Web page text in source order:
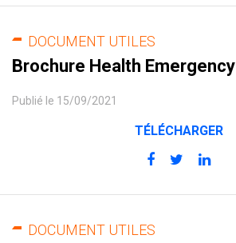
DOCUMENT UTILES
Brochure Health Emergency
Publié le 15/09/2021
TÉLÉCHARGER
DOCUMENT UTILES